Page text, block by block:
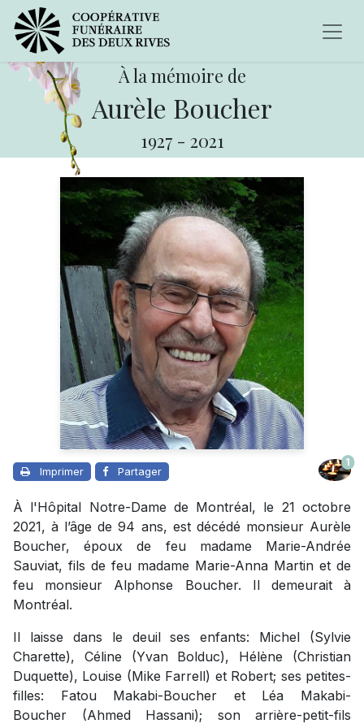
À la mémoire de
Aurèle Boucher
1927 - 2021
Imprimer Partager
1
À l'Hôpital Notre-Dame de Montréal, le 21 octobre
2021, à l’âge de 94 ans, est décédé monsieur Aurèle
Boucher, époux de feu madame Marie-Andrée
Sauviat, fils de feu madame Marie-Anna Martin et de
feu monsieur Alphonse Boucher. Il demeurait à
Montréal.
Il laisse dans le deuil ses enfants: Michel (Sylvie
Charette), Céline (Yvan Bolduc), Hélène (Christian
Duquette), Louise (Mike Farrell) et Robert; ses petites-
filles: Fatou Makabi-Boucher et Léa Makabi-
Boucher (Ahmed Hassani); son arrière-petit-fils